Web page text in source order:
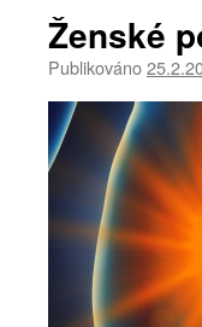
Ženské
Publikováno